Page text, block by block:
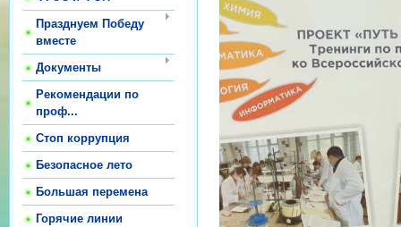
Празднуем Победу
вместе
Документы
Рекомендации по
проф...
Стоп коррупция
Безопасное лето
Большая перемена
Горячие линии